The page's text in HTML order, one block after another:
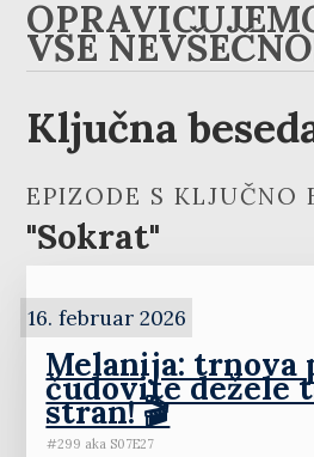
VSE
Ključna
EPIZODE S KLJUČNO
"Sokrat"
16. februar 2026
Melanija: trnova
čudovite dežele
stran! 🎬
#299 aka S07E27